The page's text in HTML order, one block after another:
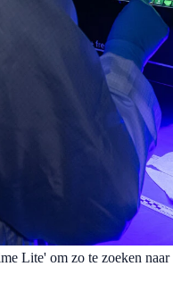
Lite' om zo te zoeken